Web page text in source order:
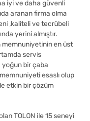
iyi ve daha güvenli
aranan firma olma
,kaliteli ve tecrübeli
yerini almıştır.
memnuniyetinin en üst
servis
yoğun bir çaba
esaslı olup
etkin bir çözüm
TOLON ile 15 seneyi